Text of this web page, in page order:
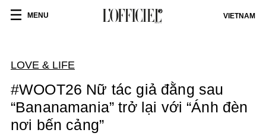
MENU VIETNAM
LOVE & LIFE
#WOOT26 Nữ tác giả đằng sau
“Bananamania” trở lại với “Ánh đèn
nơi bến cảng”